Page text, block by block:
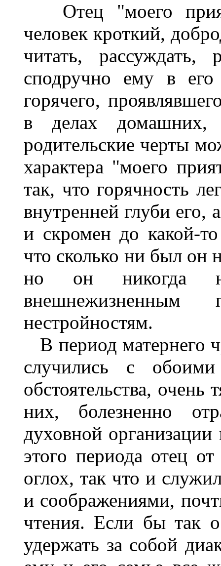
Отец "моего
человек кроткий,
читать,
сподручно ему в
горячего,
в делах домашних,
родительские черты
характера "моего
так, что горячность
внутренней глуби его,
и скромен до какой-
что сколько ни был он
но он никогда
нестройностям.
В период матернего
случились с
обстоятельства,
них, болезненно
духовной
этого периода отец
оглох, так что и
и соображениями,
чтения. Если бы так
удержать за собой